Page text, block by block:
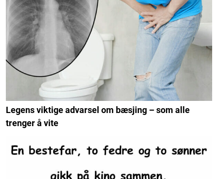
Legens viktige advarsel om bæsjing – som alle
trenger å vite